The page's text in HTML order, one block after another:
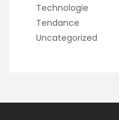
Technologie
Tendance
Uncategorized